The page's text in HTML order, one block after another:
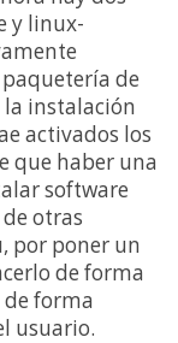
y linux-
de
la instalación
activados los
que haber una
software
otras
por poner un
de forma
forma
usuario.